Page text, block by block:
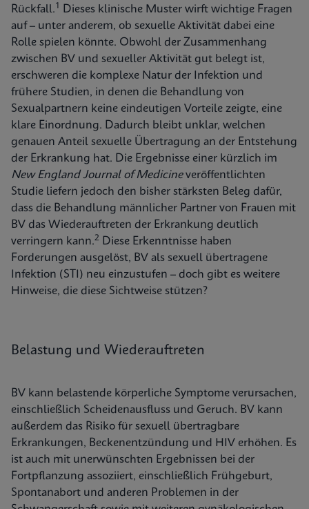
Rückfall.1
Dieses klinische Muster wirft wichtige Fragen
auf – unter anderem, ob sexuelle Aktivität dabei eine
Rolle spielen könnte. Obwohl der Zusammenhang
zwischen BV und sexueller Aktivität gut belegt ist,
erschweren die komplexe Natur der Infektion und
frühere Studien, in denen die Behandlung von
Sexualpartnern keine eindeutigen Vorteile zeigte, eine
klare Einordnung. Dadurch bleibt unklar, welchen
genauen Anteil sexuelle Übertragung an der Entstehung
der Erkrankung hat. Die Ergebnisse einer kürzlich im
New England Journal of Medicineveröffentlichten
Studie liefern jedoch den bisher stärksten Beleg dafür,
dass die Behandlung männlicher Partner von Frauen mit
BV das Wiederauftreten der Erkrankung deutlich
verringern kann.2 Diese Erkenntnisse haben
Forderungen ausgelöst, BV als sexuell übertragene
Infektion (STI) neu einzustufen – doch gibt es weitere
Hinweise, die diese Sichtweise stützen?
Belastung und Wiederauftreten
BV kann belastende körperliche Symptome verursachen,
einschließlich Scheidenausfluss und Geruch. BV kann
außerdem das Risiko für sexuell übertragbare
Erkrankungen, Beckenentzündung und HIV erhöhen. Es
ist auch mit unerwünschten Ergebnissen bei der
Fortpflanzung assoziiert, einschließlich Frühgeburt,
Spontanabort und anderen Problemen in der